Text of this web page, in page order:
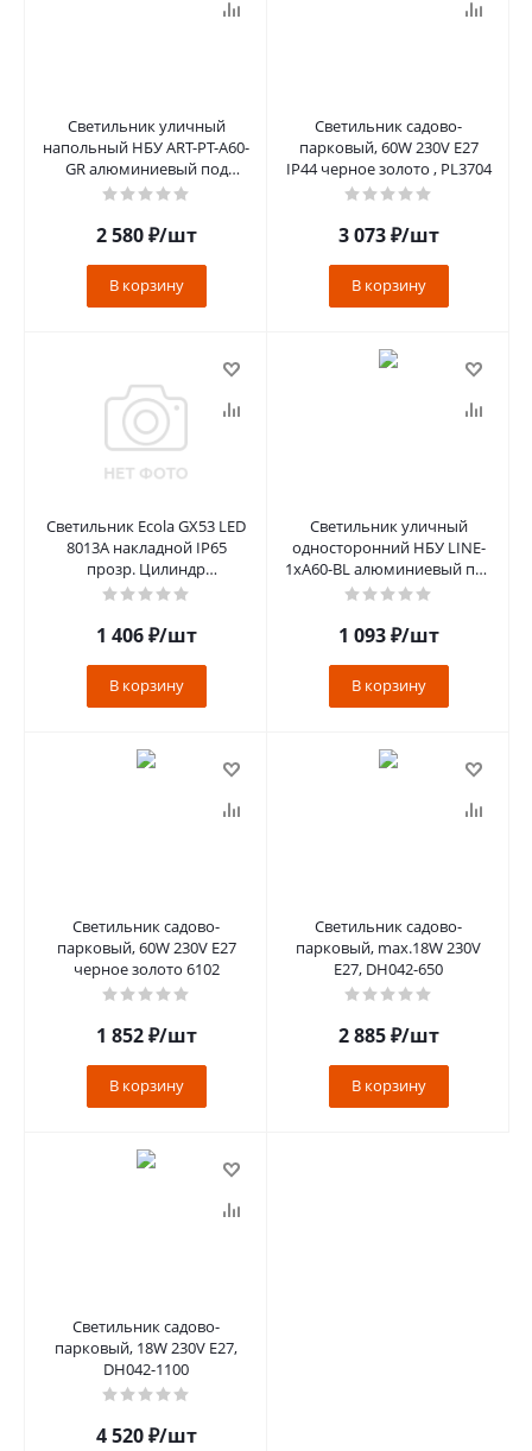
Светильник уличный
напольный НБУ ART-PT-A60-
GR алюминиевый под
лампу А60 Е27 600мм серый
2 580₽/шт
В корзину
Светильник садово-
парковый, 60W 230V E27
IP44 черное золото , PL3704
3 073₽/шт
В корзину
Светильник Ecola GX53 LED
8013A накладной IP65
прозр. Цилиндр
металл.2*GX53 Черненая
1 406₽/шт
В корзину
Светильник уличный
односторонний НБУ LINE-
1хA60-BL алюминиевый под
1хA60 E27 черный IP65 IN
1 093₽/шт
В корзину
Светильник садово-
парковый, 60W 230V E27
черное золото 6102
1 852₽/шт
В корзину
Светильник садово-
парковый, max.18W 230V
E27, DH042-650
2 885₽/шт
В корзину
Светильник садово-
парковый, 18W 230V E27,
DH042-1100
4 520₽/шт